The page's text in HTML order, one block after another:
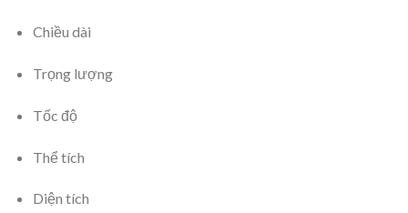
Chiều dài
Trọng lượng
Tốc độ
Thể tích
Diện tích